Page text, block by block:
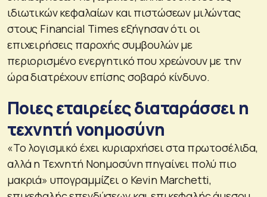
ιδιωτικών κεφαλαίων και πιστώσεων μιλώντας
στους Financial Times εξήγησαν ότι οι
επιχειρήσεις παροχής συμβουλών με
περιορισμένο ενεργητικό που χρεώνουν με την
ώρα διατρέχουν επίσης σοβαρό κίνδυνο.
Ποιες εταιρείες διαταράσσει η
τεχνητή νοημοσύνη
«Το λογισμικό έχει κυριαρχήσει στα πρωτοσέλιδα,
αλλά η Τεχνητή Νοημοσύνη πηγαίνει πολύ πιο
μακριά» υπογραμμίζει ο Kevin Marchetti,